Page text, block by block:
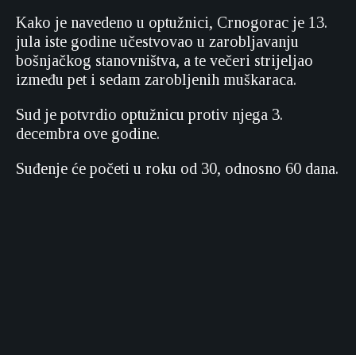
Kako je navedeno u optužnici, Crnogorac je 13.
jula iste godine učestvovao u zarobljavanju
bošnjačkog stanovništva, a te večeri strijeljao
između pet i sedam zarobljenih muškaraca.
Sud je potvrdio optužnicu protiv njega 3.
decembra ove godine.
Suđenje će početi u roku od 30, odnosno 60 dana.